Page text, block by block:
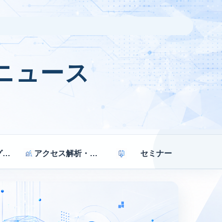
ュース
マーケティング戦略 アクセス解析・効果測定 セミナー